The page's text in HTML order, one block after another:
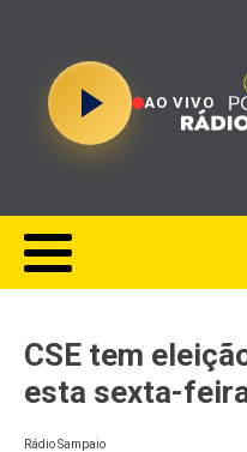
AO VIVO
CSE tem
esta sexta-
Rádio Sampaio